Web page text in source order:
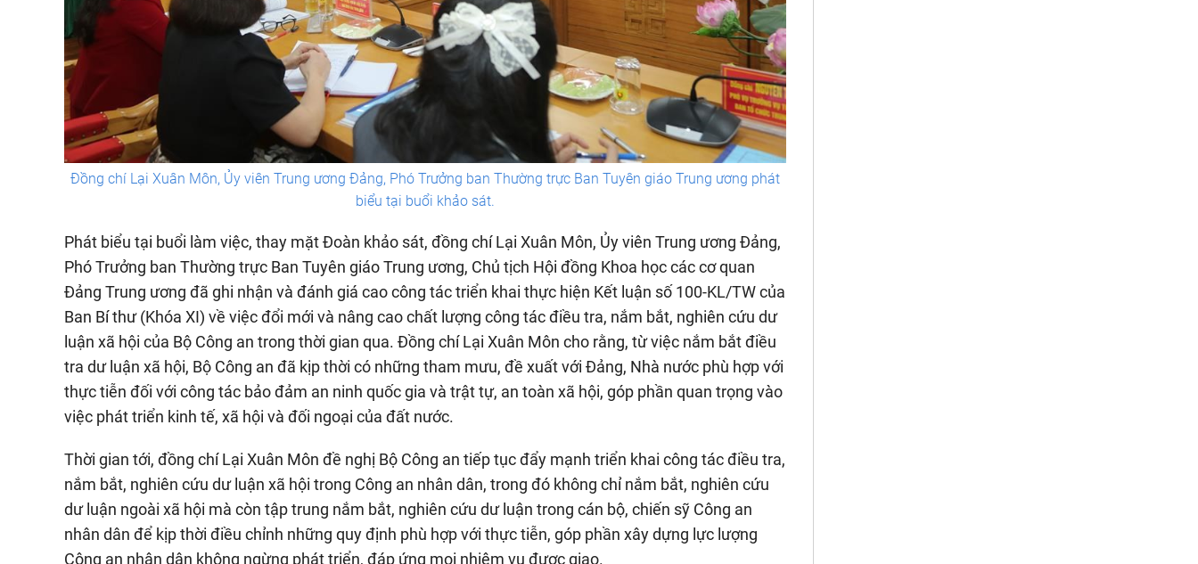
Đồng chí Lại Xuân Môn, Ủy viên Trung ương Đảng, Phó Trưởng ban Thường trực Ban Tuyên giáo Trung ương phát
biểu tại buổi khảo sát.
Phát biểu tại buổi làm việc, thay mặt Đoàn khảo sát, đồng chí Lại Xuân Môn, Ủy viên Trung ương Đảng,
Phó Trưởng ban Thường trực Ban Tuyên giáo Trung ương, Chủ tịch Hội đồng Khoa học các cơ quan
Đảng Trung ương đã ghi nhận và đánh giá cao công tác triển khai thực hiện Kết luận số 100-KL/TW của
Ban Bí thư (Khóa XI) về việc đổi mới và nâng cao chất lượng công tác điều tra, nắm bắt, nghiên cứu dư
luận xã hội của Bộ Công an trong thời gian qua. Đồng chí Lại Xuân Môn cho rằng, từ việc nắm bắt điều
tra dư luận xã hội, Bộ Công an đã kịp thời có những tham mưu, đề xuất với Đảng, Nhà nước phù hợp với
thực tiễn đối với công tác bảo đảm an ninh quốc gia và trật tự, an toàn xã hội, góp phần quan trọng vào
việc phát triển kinh tế, xã hội và đối ngoại của đất nước.
Thời gian tới, đồng chí Lại Xuân Môn đề nghị Bộ Công an tiếp tục đẩy mạnh triển khai công tác điều tra,
nắm bắt, nghiên cứu dư luận xã hội trong Công an nhân dân, trong đó không chỉ nắm bắt, nghiên cứu
dư luận ngoài xã hội mà còn tập trung nắm bắt, nghiên cứu dư luận trong cán bộ, chiến sỹ Công an
nhân dân để kịp thời điều chỉnh những quy định phù hợp với thực tiễn, góp phần xây dựng lực lượng
Công an nhân dân không ngừng phát triển, đáp ứng mọi nhiệm vụ được giao.